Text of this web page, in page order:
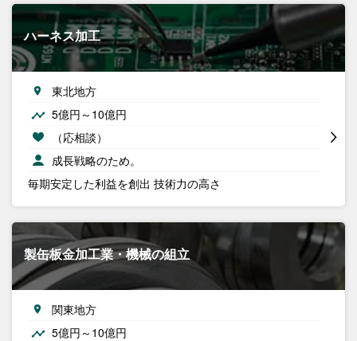
ハーネス加工
東北地方
5億円～10億円
（応相談）
成長戦略のため。
毎期安定した利益を創出 技術力の高さ
製缶板金加工業・機械の組立
関東地方
5億円～10億円